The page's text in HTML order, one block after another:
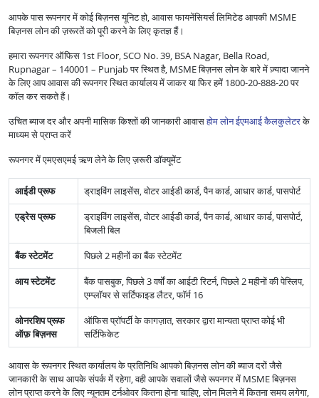
आपके पास रूपनगर में कोई बिज़नस यूनिट हो, आवास फायनेंसियर्स लिमिटेड आपकी MSME
बिज़नस लोन की ज़रूरतें को पूरी करने के लिए कृतज्ञ हैं।
हमारा रूपनगर ऑफिस 1st Floor, SCO No. 39, BSA Nagar, Bella Road,
Rupnagar – 140001 – Punjab पर स्थित है, MSME बिज़नस लोन के बारे में ज़्यादा जानने
के लिए आप आवास की रूपनगर स्थित कार्यालय में जाकर या फिर हमें 1800-20-888-20 पर
कॉल कर सकते हैं।
उचित ब्याज दर और अपनी मासिक किश्तों की जानकारी आवासहोम लोन ईएमआई कैलकुलेटरके
माध्यम से प्राप्त करें
रूपनगर में एमएसएमई ऋण लेने के लिए ज़रूरी डॉक्यूमेंट
आईडी प्रूफ
ड्राइविंग लाइसेंस, वोटर आईडी कार्ड, पैन कार्ड, आधार कार्ड, पासपोर्ट
एड्रेस प्रूफ
ड्राइविंग लाइसेंस, वोटर आईडी कार्ड, पैन कार्ड, आधार कार्ड, पासपोर्ट,
बिजली बिल
बैंक स्टेटमेंट
पिछले 2 महीनों का बैंक स्टेटमेंट
आय स्टेटमेंट
बैंक पासबुक, पिछले 3 वर्षों का आईटी रिटर्न, पिछले 2 महीनों की पेस्लिप,
एम्प्लॉयर से सर्टिफाइड लैटर, फॉर्म 16
ओनरशिप प्रूफ
ऑफ़ बिज़नस
ऑफिस प्रॉपर्टी के कागज़ात, सरकार द्वारा मान्यता प्राप्त कोई भी
सर्टिफिकेट
आवास के रूपनगर स्थित कार्यालय के प्रतिनिधि आपको बिज़नस लोन की ब्याज दरों जैसे
जानकारी के साथ आपके संपर्क में रहेगा, वही आपके सवालों जैसे रूपनगर में MSME बिज़नस
लोन प्राप्त करने के लिए न्यूनतम टर्नओवर कितना होना चाहिए, लोन मिलने में कितना समय लगेगा,